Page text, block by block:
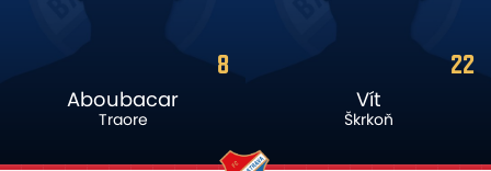
22
Vít
Škrkoň
9
David
Buchta